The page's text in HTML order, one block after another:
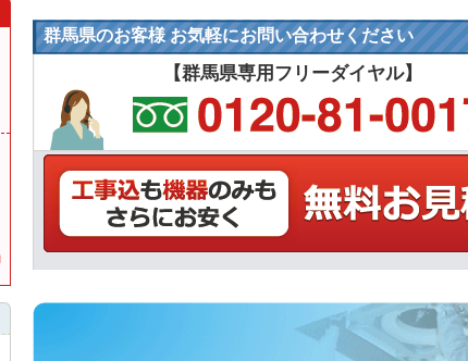
群馬県のお客様 お気軽にお問い合わせください
【群馬県専用フリーダイヤル】